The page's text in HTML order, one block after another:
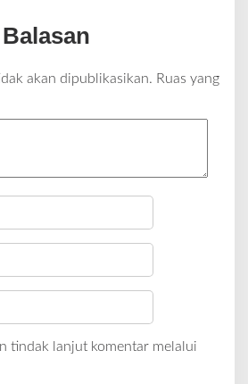
akan dipublikasikan. Ruas yang
tindak lanjut komentar melalui